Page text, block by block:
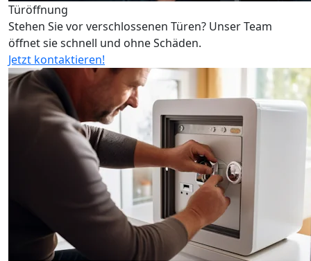
Türöffnung
Stehen Sie vor verschlossenen Türen? Unser Team
öffnet sie schnell und ohne Schäden.
Jetzt kontaktieren!